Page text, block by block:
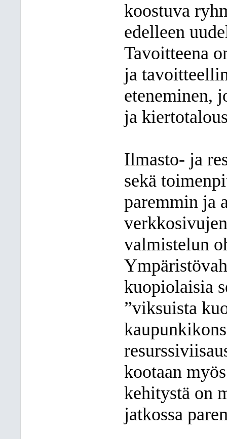
koostuva
edelleen
Tavoitteena
ja
eteneminen,
ja
Ilmasto- ja
sekä
paremmin ja
valmistelun
kuopiolaisia
”viksuista
kootaan
kehitystä on
jatkossa